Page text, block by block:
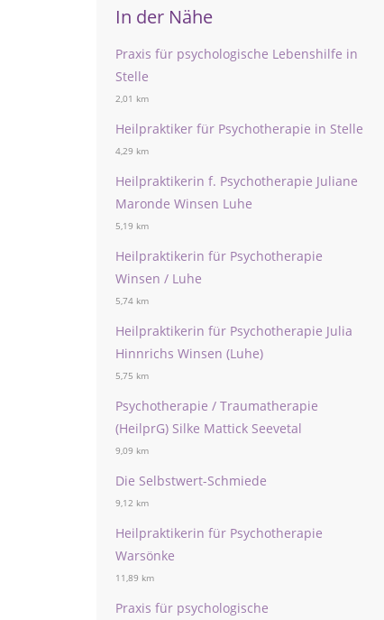
In der Nähe
Praxis für psychologische Lebenshilfe in
Stelle
2,01 km
Heilpraktiker für Psychotherapie in Stelle
4,29 km
Heilpraktikerin f. Psychotherapie Juliane
Maronde Winsen Luhe
5,19 km
Heilpraktikerin für Psychotherapie
Winsen / Luhe
5,74 km
Heilpraktikerin für Psychotherapie Julia
Hinnrichs Winsen (Luhe)
5,75 km
Psychotherapie / Traumatherapie
(HeilprG) Silke Mattick Seevetal
9,09 km
Die Selbstwert-Schmiede
9,12 km
Heilpraktikerin für Psychotherapie
Warsönke
11,89 km
Praxis für psychologische